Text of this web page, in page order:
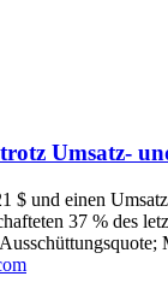
Umsatz-
und einen
37 % des